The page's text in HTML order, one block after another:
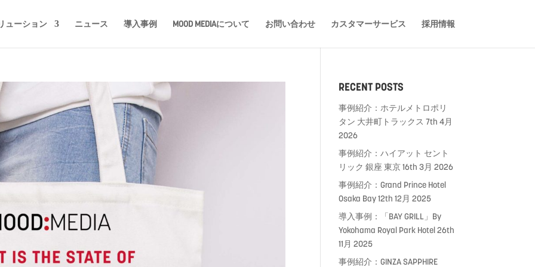
ューション ニュース 導入事例 MOOD MEDIAについて お問い合わせ カスタマーサービス 採用情報
RECENT POSTS
事例紹介：ホテルメトロポリ
タン 大井町トラックス 7th 4月
2026
事例紹介：ハイアット セント
リック 銀座 東京16th 3月 2026
事例紹介：Grand Prince Hotel
Osaka Bay12th 12月 2025
導入事例：「BAY GRILL」By
Yokohama Royal Park Hotel26th
11月 2025
事例紹介：GINZA SAPPHIRE